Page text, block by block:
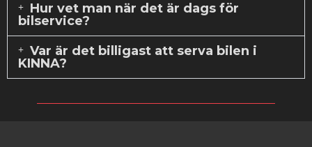
Hur vet man när det är dags för
bilservice?
Var är det billigast att serva bilen i
KINNA?